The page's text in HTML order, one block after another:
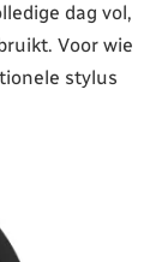
dag vol,
Voor wie
stylus